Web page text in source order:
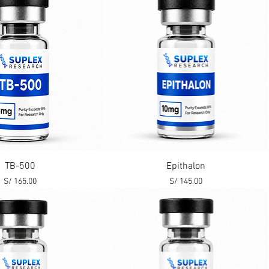
Vista rápida
TB-500
Precio
S/ 165.00
Vista rápida
Epithalon
Precio
S/ 145.00